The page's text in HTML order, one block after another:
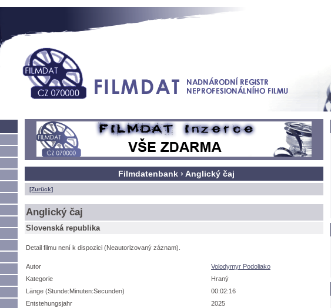
Filmdatenbank › Anglický čaj
[Zurück]
Anglický čaj
Slovenská republika
Detail filmu není k dispozici (Neautorizovaný záznam).
Autor
Volodymyr Podoliako
Kategorie
Hraný
Länge (Stunde:Minuten:Secunden)
00:02:16
Entstehungsjahr
2025